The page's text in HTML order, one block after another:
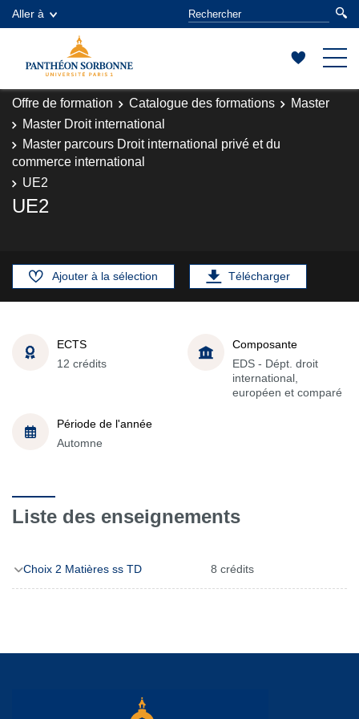
Aller à
Offre de formation Catalogue des formations
Master
Master Droit international
Master parcours Droit international privé et du
commerce international
UE2
UE2
Ajouter à la sélection Télécharger
ECTS
12 crédits
Composante
EDS - Dépt. droit
international,
européen et comparé
Période de l'année
Automne
Liste des enseignements
Choix 2 Matières ss TD 8 crédits